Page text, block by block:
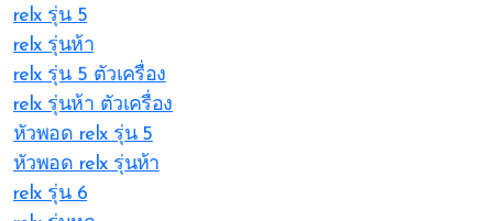
relx รุ่น 5
relx รุ่นห้า
relx รุ่น 5 ตัวเครื่อง
relx รุ่นห้า ตัวเครื่อง
หัวพอด relx รุ่น 5
หัวพอด relx รุ่นห้า
relx รุ่น 6